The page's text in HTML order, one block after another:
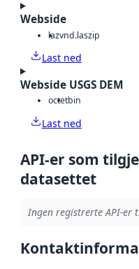
Webside
lazvnd.laszip
Last ned
Webside USGS DEM
octetbin
Last ned
API-er som
datasettet
Ingen registrerte API-er